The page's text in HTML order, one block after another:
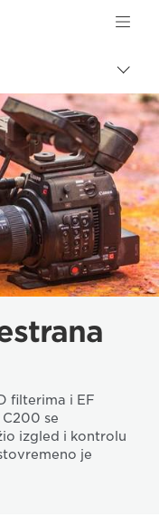
Canon Logo, back to
filterima i EF
se
izgled i kontrolu
je